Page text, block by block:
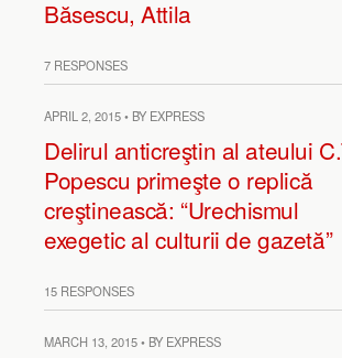
Băsescu, Attila
7 RESPONSES
APRIL 2, 2015 • BY EXPRESS
Delirul anticreştin al ateului
Popescu primeşte o replică
creştinească: “Urechismul
exegetic al culturii de gazetă”
15 RESPONSES
MARCH 13, 2015 • BY EXPRESS